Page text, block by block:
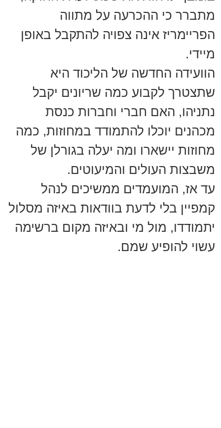
מתברר כי ההכרעה על מתווה
הפריימריז אינה צפויה להתקבל באופן
מיידי.
הוועידה החדשה של הליכוד היא
שתצטרך לקבוע כמה שריונים יקבל
נתניהו, האם חברי וחברות כנסת
מכהנים יוכלו להתמודד במחוזות, כמה
מחוזות יישארו ומה יעלה בגורלן של
משבצות העולים והמיעוטים.
עד אז, המועמדים ממשיכים לנהל
קמפיין בלי לדעת בוודאות באיזה מסלול
יתמודדו, מול מי ובאיזה מקום ברשימה
עשוי להופיע שמם.